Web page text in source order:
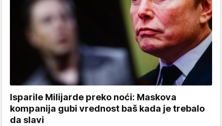
Isparile Milijarde preko noći: Maskova
kompanija gubi vrednost baš kada je trebalo
da slavi